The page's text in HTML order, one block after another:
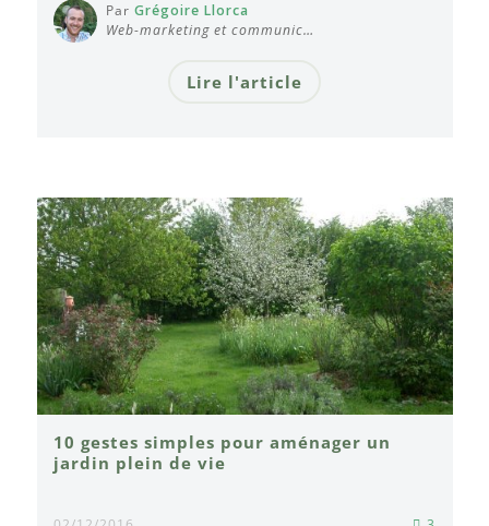
Par Grégoire Llorca
Web-marketing et communic…
Lire l'article
10 gestes simples pour aménager un
jardin plein de vie